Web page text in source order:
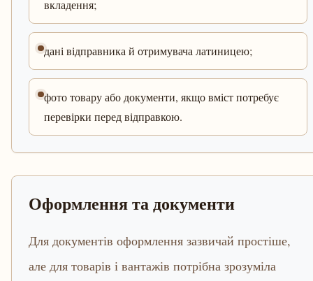
вкладення;
дані відправника й отримувача латиницею;
фото товару або документи, якщо вміст потребує
перевірки перед відправкою.
Оформлення та документи
Для документів оформлення зазвичай простіше,
але для товарів і вантажів потрібна зрозуміла